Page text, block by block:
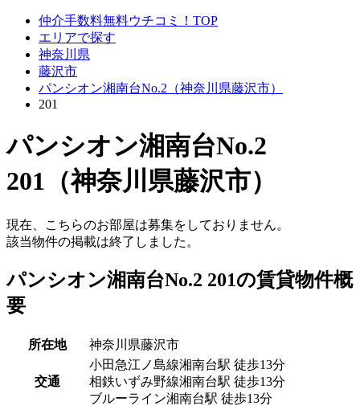
仲介手数料無料ウチコミ！TOP
エリアで探す
神奈川県
藤沢市
パンシオン湘南台No.2（神奈川県藤沢市）
201
パンシオン湘南台No.2
201（神奈川県藤沢市）
現在、こちらのお部屋は募集をしておりません。
該当物件の掲載は終了しました。
パンシオン湘南台No.2 201の賃貸物件概
要
所在地 神奈川県藤沢市
交通
小田急江ノ島線湘南台駅 徒歩13分
相鉄いずみ野線湘南台駅 徒歩13分
ブルーライン湘南台駅 徒歩13分